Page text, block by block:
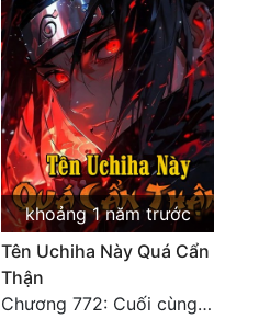
khoảng 1 năm trước
Tên Uchiha Này Quá Cẩn
Thận
Chương 772: Cuối cùng Nhẫn Giới (Đại kết cục)